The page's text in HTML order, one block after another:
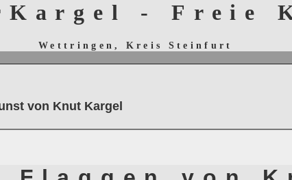
- Freie
Wettringen, Kreis Steinfurt
von Knut Kargel